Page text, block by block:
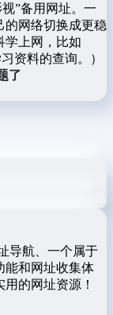
”备用网址。一
的网络切换成更稳
学上网，比如
资料的查询。）
了
导航、一个属于
能和网址收集体
的网址资源！